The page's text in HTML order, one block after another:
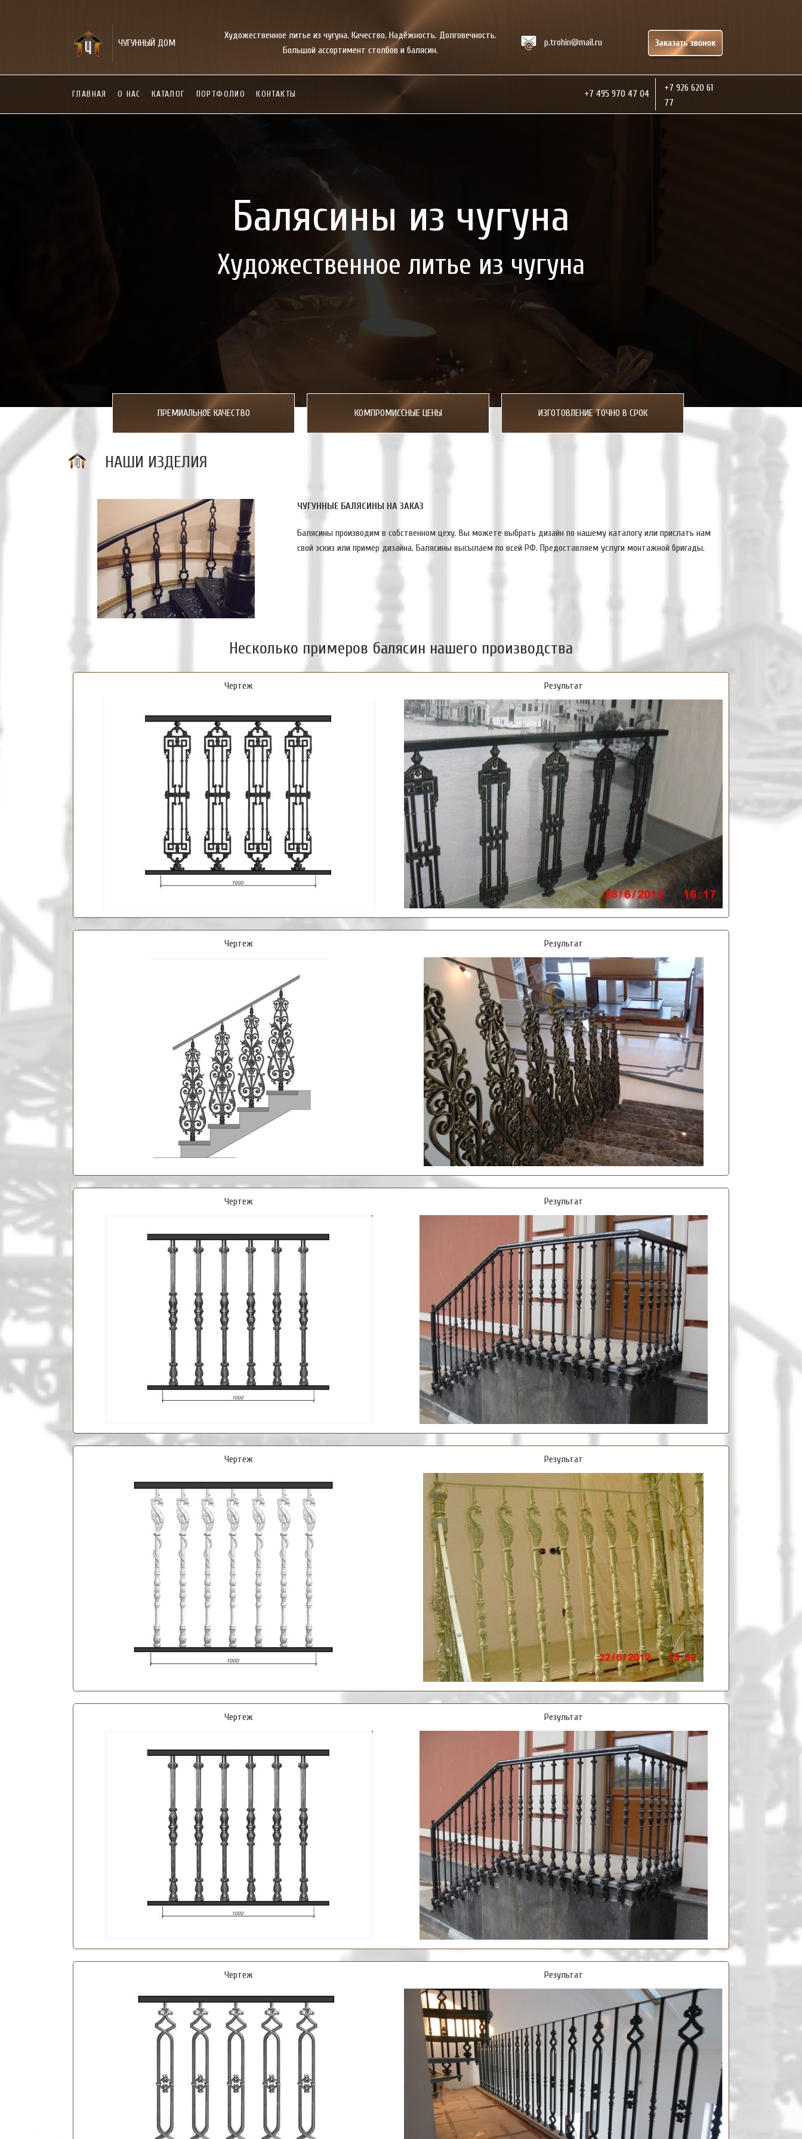
ЧУГУННЫЙ ДОМ
Художественное литье из чугуна. Качество. Надёжность. Долговечность.
Большой ассортимент столбов и балясин.
p.trohin@mail.ru
ГЛАВНАЯ О НАС КАТАЛОГ ПОРТФОЛИО КОНТАКТЫ +7 495 970 47 04
+7 926 620 61
77
Балясины из чугуна
Художественное литье из чугуна
ПРЕМИАЛЬНОЕ КАЧЕСТВО КОМПРОМИССНЫЕ ЦЕНЫ ИЗГОТОВЛЕНИЕ ТОЧНО В СРОК
НАШИ ИЗДЕЛИЯ
ЧУГУННЫЕ БАЛЯСИНЫ НА ЗАКАЗ
Балясины производим в собственном цеху. Вы можете выбрать дизайн по нашему каталогу или прислать нам
свой эскиз или пример дизайна. Балясины высылаем по всей РФ. Предоставляем услуги монтажной бригады.
Несколько примеров балясин нашего производства
Чертеж Результат
Чертеж Результат
Чертеж Результат
Чертеж Результат
Чертеж Результат
Чертеж Результат